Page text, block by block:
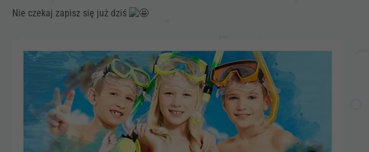
Nie czekaj zapisz się już dziś